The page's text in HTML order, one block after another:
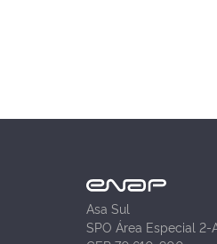
Asa Sul
SPO Área Especial 2-